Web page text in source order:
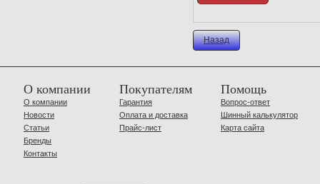
Назад
О компании
О компании
Новости
Статьи
Бренды
Контакты
Покупателям
Гарантия
Оплата и доставка
Прайс-лист
Помощь
Вопрос-ответ
Шинный калькулятор
Карта сайта